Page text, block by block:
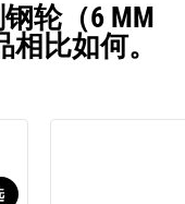
轮（6 MM
比如何。